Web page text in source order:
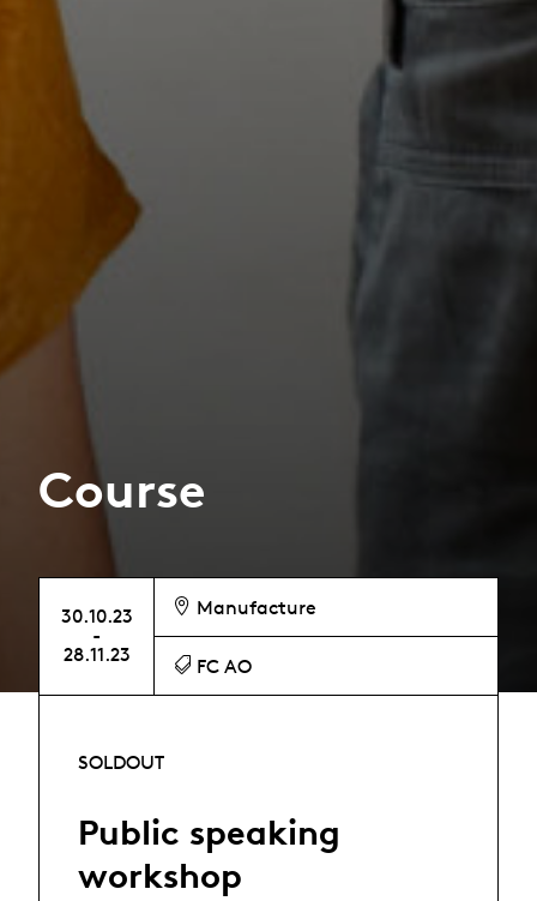
Course
30.10.23
-
28.11.23
Manufacture
FC AO
SOLDOUT
Public speaking
workshop